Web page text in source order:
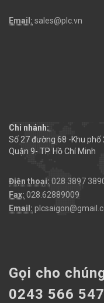
Email: sales@plc.vn
Chi nhánh:
Số 27 đường 68 -Khu phố
Quận 9- TP. Hồ Chí Minh
Điện thoại: 028 3897
Fax: 028.62889009
Email:
Gọi cho
0243 566